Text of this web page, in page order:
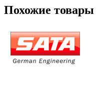
Похожие товары